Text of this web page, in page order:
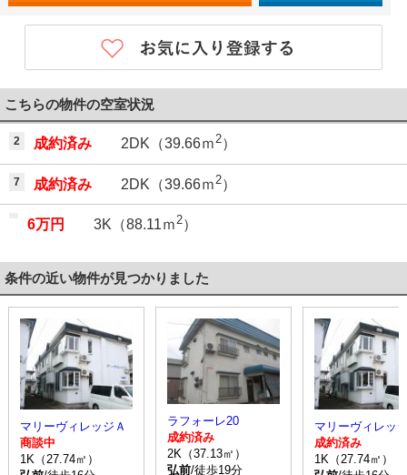
こちらの物件の空室状況
2 成約済み 2DK（39.66ｍ2）
7 成約済み 2DK（39.66ｍ 2）
6万円 3K（88.11ｍ2）
条件の近い物件が見つかりました
マリーヴィレッジＡ
商談中
1K（27.74㎡）
ラフォーレ20
成約済み
2K（37.13㎡）
弘前/徒歩19分
マリーヴィレッ
成約済み
1K（27.74㎡）